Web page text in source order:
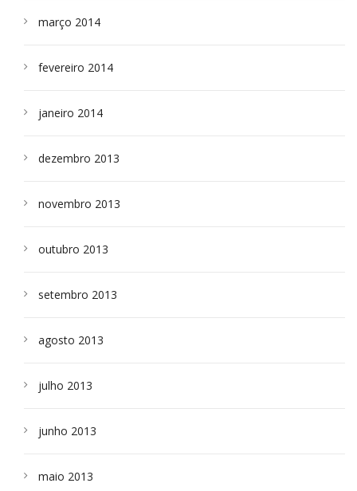
março 2014
fevereiro 2014
janeiro 2014
dezembro 2013
novembro 2013
outubro 2013
setembro 2013
agosto 2013
julho 2013
junho 2013
maio 2013